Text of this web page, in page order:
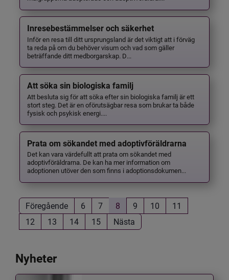
Inresebestämmelser och säkerhet
Inför en resa till ditt ursprungsland är det viktigt att i förväg
ta reda på om du behöver visum och vad som gäller
beträffande ditt medborgarskap. D...
Att söka sin biologiska familj
Att besluta sig för att söka efter sin biologiska familj är ett
stort steg. Det är en oförutsägbar resa som brukar ta både
fysisk och psykisk energi....
Prata om sökandet med adoptivföräldrarna
Det kan vara värdefullt att prata om sökandet med
adoptivföräldrarna. De kan ha mer information om
adoptionen utöver den som finns i adoptionsdokumen...
Föregående 6 7 8 9 10
11
12
13 14 15 Nästa
Nyheter